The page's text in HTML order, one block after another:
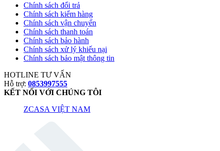
Chính sách đổi trả
Chính sách kiểm hàng
Chính sách vận chuyển
Chính sách thanh toán
Chính sách bảo hành
Chính sách xử lý khiếu nại
Chính sách bảo mật thông tin
HOTLINE TƯ VẤN
Hỗ trợ: 0853997555
KẾT NỐI VỚI CHÚNG TÔI
ZCASA VIỆT NAM